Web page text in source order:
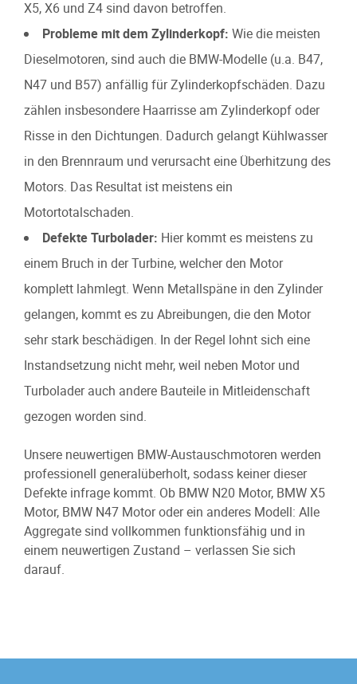
X5, X6 und Z4 sind davon betroffen.
Probleme mit dem Zylinderkopf: Wie die meisten
Dieselmotoren, sind auch die BMW-Modelle (u.a. B47,
N47 und B57) anfällig für Zylinderkopfschäden. Dazu
zählen insbesondere Haarrisse am Zylinderkopf oder
Risse in den Dichtungen. Dadurch gelangt Kühlwasser
in den Brennraum und verursacht eine Überhitzung des
Motors. Das Resultat ist meistens ein
Motortotalschaden.
Defekte Turbolader: Hier kommt es meistens zu
einem Bruch in der Turbine, welcher den Motor
komplett lahmlegt. Wenn Metallspäne in den Zylinder
gelangen, kommt es zu Abreibungen, die den Motor
sehr stark beschädigen. In der Regel lohnt sich eine
Instandsetzung nicht mehr, weil neben Motor und
Turbolader auch andere Bauteile in Mitleidenschaft
gezogen worden sind.
Unsere neuwertigen BMW-Austauschmotoren werden
professionell generalüberholt, sodass keiner dieser
Defekte infrage kommt. Ob BMW N20 Motor, BMW X5
Motor, BMW N47 Motor oder ein anderes Modell: Alle
Aggregate sind vollkommen funktionsfähig und in
einem neuwertigen Zustand – verlassen Sie sich
darauf.